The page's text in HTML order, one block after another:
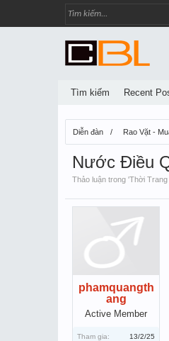
Diễn đàn Rao Vặt -
Nước Điều
Thảo luận trong 'Thời Trang
phamquangth
ang
Active Member
Tham gia:
13/2/25
Tìm kiếm Recent